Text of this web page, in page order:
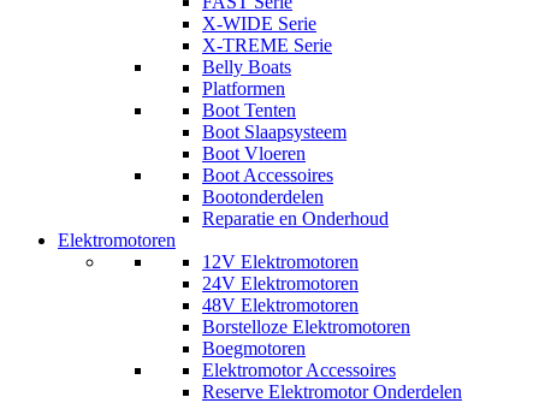
X-WIDE Serie
X-TREME Serie
Belly Boats
Platformen
Boot Tenten
Boot Slaapsysteem
Boot Vloeren
Boot Accessoires
Bootonderdelen
Reparatie en Onderhoud
Elektromotoren
12V Elektromotoren
24V Elektromotoren
48V Elektromotoren
Borstelloze Elektromotoren
Boegmotoren
Elektromotor Accessoires
Reserve Elektromotor Onderdelen